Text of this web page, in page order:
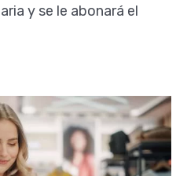
y se le abonará el